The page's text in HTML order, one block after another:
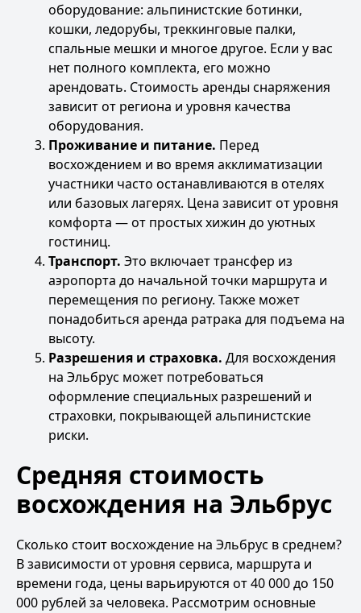
оборудование: альпинистские ботинки,
кошки, ледорубы, треккинговые палки,
спальные мешки и многое другое. Если у вас
нет полного комплекта, его можно
арендовать. Стоимость аренды снаряжения
зависит от региона и уровня качества
оборудования.
Проживание и питание. Перед
восхождением и во время акклиматизации
участники часто останавливаются в отелях
или базовых лагерях. Цена зависит от уровня
комфорта — от простых хижин до уютных
гостиниц.
Транспорт. Это включает трансфер из
аэропорта до начальной точки маршрута и
перемещения по региону. Также может
понадобиться аренда ратрака для подъема на
высоту.
Разрешения и страховка. Для восхождения
на Эльбрус может потребоваться
оформление специальных разрешений и
страховки, покрывающей альпинистские
риски.
Средняя стоимость
восхождения на Эльбрус
Сколько стоит восхождение на Эльбрус в среднем?
В зависимости от уровня сервиса, маршрута и
времени года, цены варьируются от 40 000 до 150
000 рублей за человека. Рассмотрим основные